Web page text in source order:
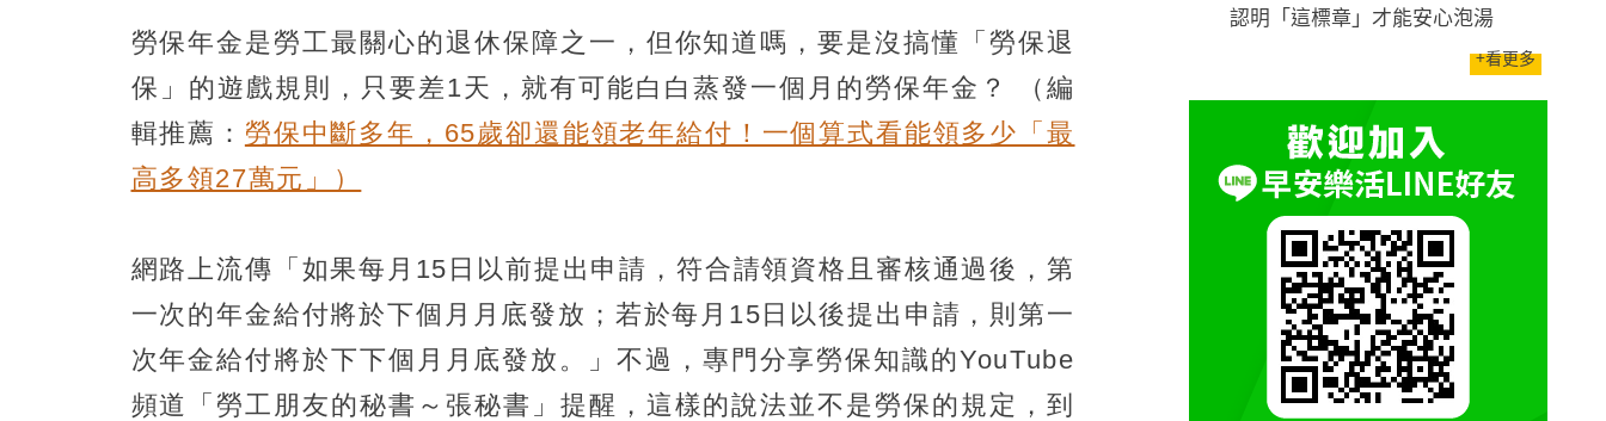
勞保年金是勞工最關心的退休保障之一，但你知道嗎，要是沒搞懂「勞保退
保」的遊戲規則，只要差1天，就有可能白白蒸發一個月的勞保年金？
（編
輯推薦： 勞保中斷多年，65歲卻還能領老年給付！一個算式看能領多少「最
高多領27萬元」）
網路上流傳「如果每月15日以前提出申請，符合請領資格且審核通過後，第
一次的年金給付將於下個月月底發放；若於每月15日以後提出申請，則第一
次年金給付將於下下個月月底發放。」不過，專門分享勞保知識的YouTube
頻道「勞工朋友的秘書～張秘書」提醒，這樣的說法並不是勞保的規定，到
認明「這標章」才能安心泡湯
+看更多